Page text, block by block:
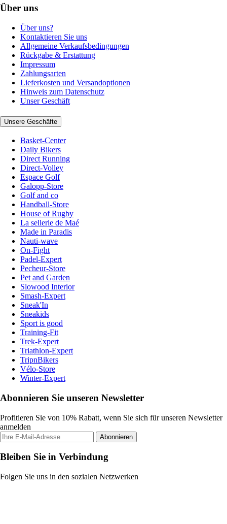
Über uns
Über uns?
Kontaktieren Sie uns
Allgemeine Verkaufsbedingungen
Rückgabe & Erstattung
Impressum
Zahlungsarten
Lieferkosten und Versandoptionen
Hinweis zum Datenschutz
Unser Geschäft
Unsere Geschäfte
Basket-Center
Daily Bikers
Direct Running
Direct-Volley
Espace Golf
Galopp-Store
Golf and co
Handball-Store
House of Rugby
La sellerie de Maé
Made in Paradis
Nauti-wave
On-Fight
Padel-Expert
Pecheur-Store
Pet and Garden
Slowood Interior
Smash-Expert
Sneak'In
Sneakids
Sport is good
Training-Fit
Trek-Expert
Triathlon-Expert
TripnBikers
Vélo-Store
Winter-Expert
Abonnieren Sie unseren Newsletter
Profitieren Sie von 10% Rabatt, wenn Sie sich für unseren Newsletter
anmelden
Abonnieren
Bleiben Sie in Verbindung
Folgen Sie uns in den sozialen Netzwerken